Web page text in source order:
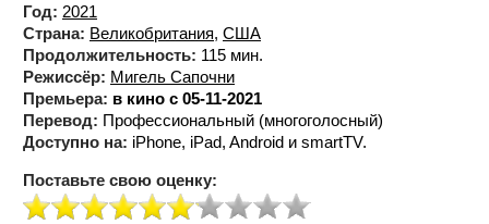
Год: 2021
Страна: Великобритания, США
Продолжительность: 115 мин.
Режиссёр: Мигель Сапочни
Премьера: в кино с 05-11-2021
Перевод: Профессиональный (многоголосный)
Доступно на: iPhone, iPad, Android и smartTV.
Поставьте свою оценку: